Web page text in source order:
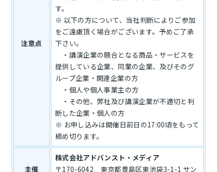
注意点
す。
※ 以下の方について、当社判断によりご参加
をご遠慮頂く場合がございます。予めご了承
下さい。
・講演企業の競合となる商品・サービスを
提供している企業、同業の企業、及びそのグ
ループ企業・関連企業の方
・個人や個人事業主の方
・その他、弊社及び講演企業が不適切と判
断した企業・個人の方
※ お申し込みは開催日前日の17:00頃をもって
締め切ります。
主催
株式会社アドバンスト・メディア
〒170-6042 東京都豊島区東池袋3-1-1 サン